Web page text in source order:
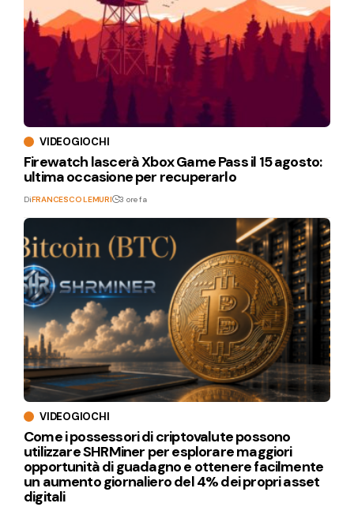
VIDEOGIOCHI
Firewatch lascerà Xbox Game Pass il 15 agosto:
ultima occasione per recuperarlo
DiFRANCESCO LEMURI 3 ore fa
VIDEOGIOCHI
Come i possessori di criptovalute possono
utilizzare SHRMiner per esplorare maggiori
opportunità di guadagno e ottenere facilmente
un aumento giornaliero del 4% dei propri asset
digitali